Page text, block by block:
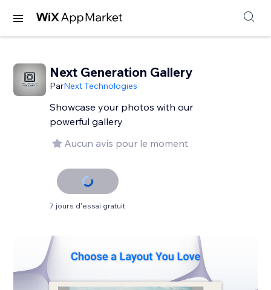
Next Generation Gallery
ParNext Technologies
Showcase your photos with our
powerful gallery
Aucun avis pour le moment
7 jours d'essai gratuit